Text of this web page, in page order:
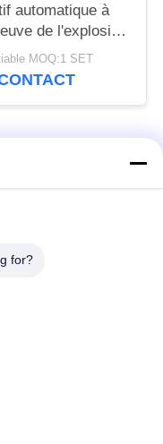
automatique à
de l'explosion
la poudre
de silicium
MOQ:1 SET
rotatoire
for?